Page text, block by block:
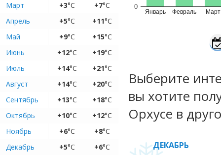
Март
+3°C +7°C
Апрель
+5°C +11°C
Май
+9°C +15°C
Июнь
+12°C +19°C
Июль
+14°C +21°C
Август
+14°C +20°C
Сентябрь
+13°C +18°C
Октябрь
+10°C +12°C
Ноябрь
+6°C +8°C
Декабрь
+5°C +6°C
Январь Февраль Март
0
Выберите
вы хотите
Орхусе в
ДЕКАБРЬ